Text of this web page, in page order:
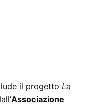
il progetto La
Associazione